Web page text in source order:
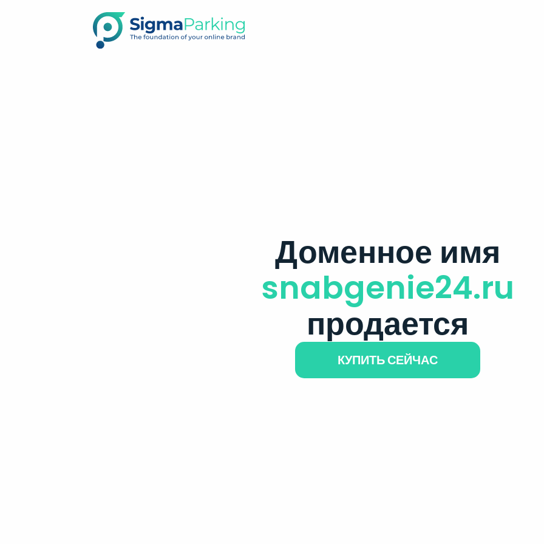
Доменное имя
snabgenie24.ru
продается
КУПИТЬ СЕЙЧАС